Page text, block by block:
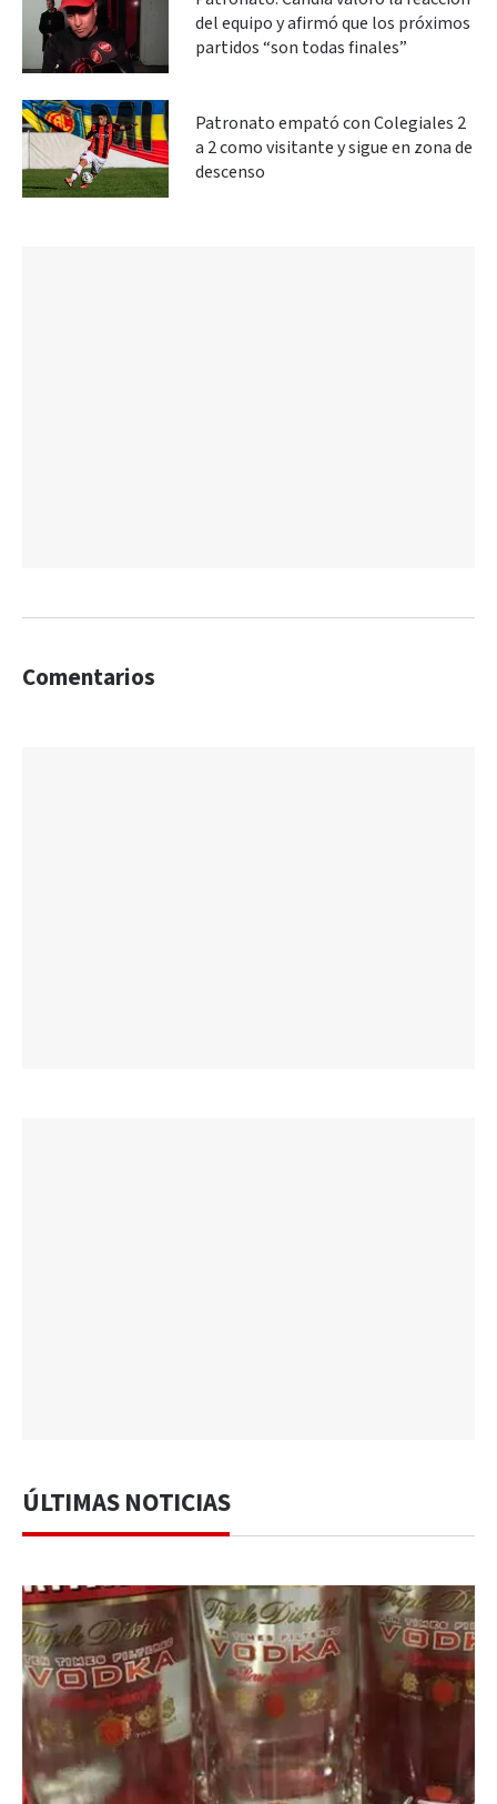
del equipo y afirmó que los próximos
partidos “son todas finales”
Patronato empató con Colegiales 2
a 2 como visitante y sigue en zona de
descenso
Comentarios
ÚLTIMAS NOTICIAS